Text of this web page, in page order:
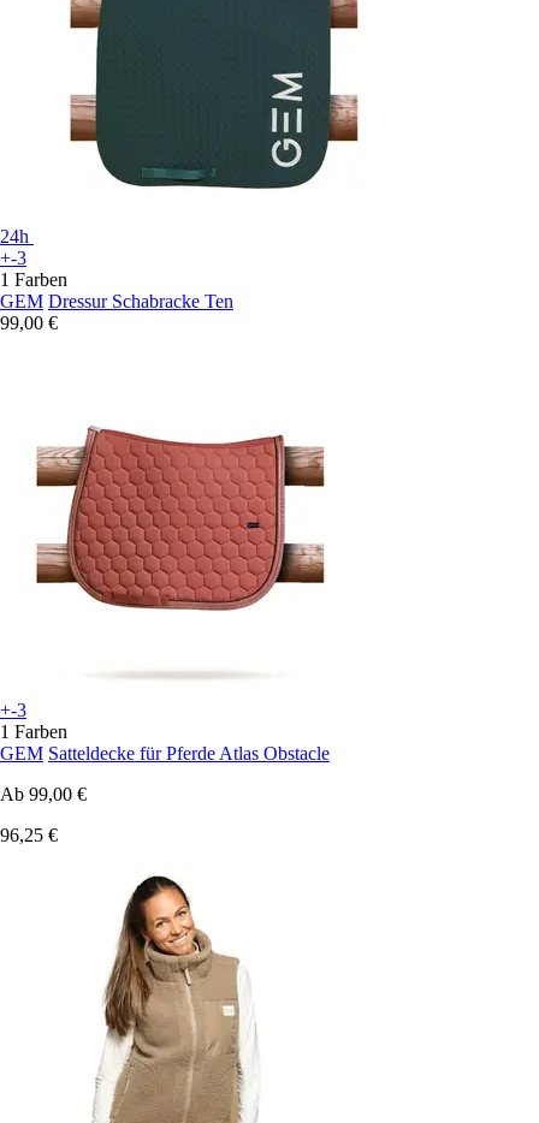
24h
+-3
1 Farben
GEM Dressur Schabracke Ten
99,00 €
+-3
1 Farben
GEM Satteldecke für Pferde Atlas Obstacle
Ab 99,00 €
96,25 €